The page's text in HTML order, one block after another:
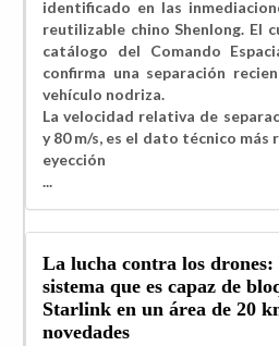
identificado en las
reutilizable chino Shenlong. El
catálogo del Comando
confirma una separación
vehículo nodriza.
La velocidad relativa de
y 80 m/s, es el dato técnico más
eyección
...
La lucha contra los
sistema que es capaz de
Starlink en un área de 20
novedades